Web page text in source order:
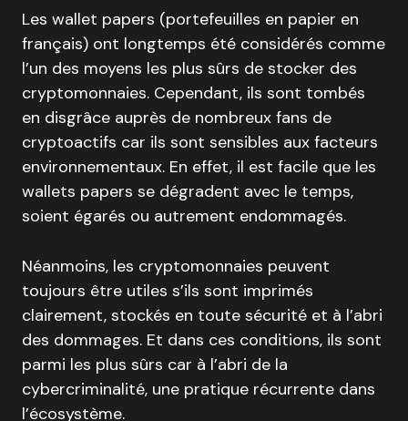
Les wallet papers (portefeuilles en papier en
français) ont longtemps été considérés comme
l’un des moyens les plus sûrs de stocker des
cryptomonnaies. Cependant, ils sont tombés
en disgrâce auprès de nombreux fans de
cryptoactifs car ils sont sensibles aux facteurs
environnementaux. En effet, il est facile que les
wallets papers se dégradent avec le temps,
soient égarés ou autrement endommagés.
Néanmoins, les cryptomonnaies peuvent
toujours être utiles s’ils sont imprimés
clairement, stockés en toute sécurité et à l’abri
des dommages. Et dans ces conditions, ils sont
parmi les plus sûrs car à l’abri de la
cybercriminalité, une pratique récurrente dans
l’écosystème.